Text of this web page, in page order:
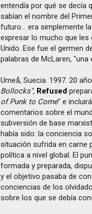
entendía por qué se decía
sabían el nombre del
futuro... era simplemente
expresar lo mucho que les
Unido. Ese fue el germen
palabras de McLaren,
Umeå, Suecia. 1997. 20
Bollocks", Refused
of Punk to Come" e
comentarios sobre el
subversión de base
había sido: la conciencia
situación sufrida en carne
política a nivel global. El
formada y preparada,
y el objetivo pasaba de
conciencias de los
sobre los que se debía